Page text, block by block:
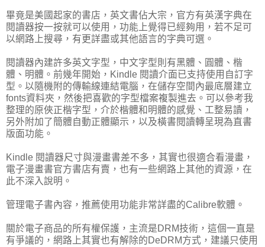
畢竟是美國起家的書店，英文書佔大宗，官方有英漢字典在
閱讀器按一按就可以使用，功能上覺得已經夠用，若不足可
以網路上搜尋，有更詳盡或其他語言的字典可選。
閱讀器內建許多英文字型，中文字型則有黑體、圓體、楷
體、明體。前幾年開始，Kindle 閱讀介面已支持使用自訂字
型。以隨機附的傳輸線連結電腦，在儲存空間內最底層建立
fonts資料夾，然後把喜歡的字型檔案複製進去。可以參考我
整理的原俠正楷字型，介於楷體和明體的感覺、工整易讀，
另外附加了簡體自動正體顯示，以及橫書閱讀轉呈現為直書
版面功能。
Kindle 閱讀器尺寸與漫畫書差不多，其實也很適合看漫畫，
電子漫畫書官方書店有賣，也有一些網路上其他的資源，在
此不深入說明。
管理電子書內容，推薦使用功能非常詳盡的Calibre軟體。
關於電子商品的所有權保護，主流是DRM技術，這個一直是
有爭議的，網路上其實也有解除的DeDRM方式，建議只使用